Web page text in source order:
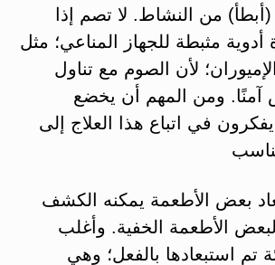
من النشاط. لا تصم إذا
مثبطة للجهاز المناعي؛ مثل
لأن الصوم مع تناول
آمنًا. ومن المهم أن يخضع
في اتباع هذا العلاج إلى
بعض الأطعمة يمكنه الكشف
الأطعمة الخفية. وأغلب
تم استبعادها بالفعل؛ وهي